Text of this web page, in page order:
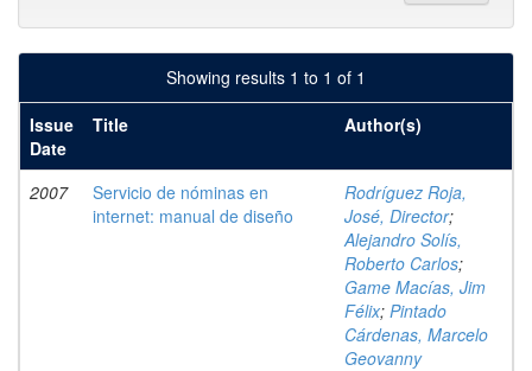
Showing results 1 to 1 of 1
Issue
Date
Title Author(s)
2007
Servicio de nóminas en
internet: manual de diseño
Rodríguez Roja,
José, Director;
Alejandro Solís,
Roberto Carlos;
Game Macías, Jim
Félix; Pintado
Cárdenas, Marcelo
Geovanny